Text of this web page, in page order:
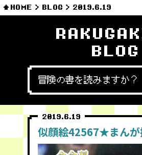
HOME BLOG 2019.6.19
BLOG
冒険の書を読みますか？
2019.6.19
似顔絵42567★まんが